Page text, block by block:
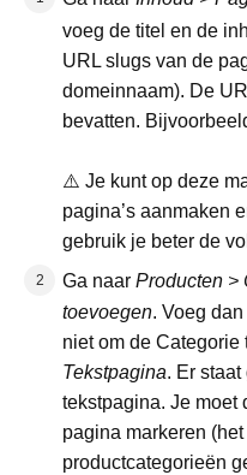
voeg de titel en de
URL slugs van de
domeinnaam). De
bevatten.
⚠️ Je kunt op deze
pagina’s aanmaken
gebruik je beter de
Ga naar Producten >
toevoegen. Voeg
niet om de Categorie
Tekstpagina. Er
tekstpagina. Je moet
pagina markeren
productcategorieën